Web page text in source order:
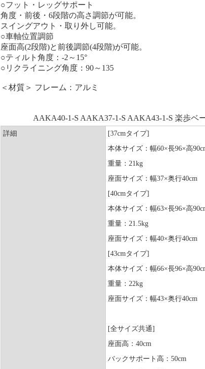
○フット・レッグサポート
角度・前後・6段階の高さ調節が可能。
スイングアウト・取り外し可能。
○車軸位置調節
座面高(2段階)と前後調節(4段階)が可能。
○ティルト角度：-2～15°
○リクライニング角度：90～135
＜材質＞ フレーム：アルミ
AAKA40-1-S AAKA37-1-S AAKA43-1-S 楽歩ベ
詳細
[37cmタイプ]
本体サイズ：幅60×長96×高
重量：21kg
座面サイズ：幅37×奥行40cm
[40cmタイプ]
本体サイズ：幅63×長96×高
重量：21.5kg
座面サイズ：幅40×奥行40cm
[43cmタイプ]
本体サイズ：幅66×長96×高
重量：22kg
座面サイズ：幅43×奥行40cm
[全サイズ共通]
座面高：40cm
バックサポート高：50cm